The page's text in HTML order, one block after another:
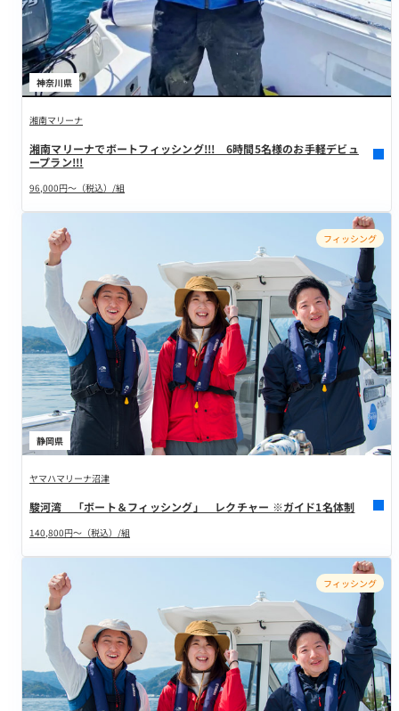
神奈川県
湘南マリーナ
湘南マリーナでボートフィッシング!!! 6時間5名様のお手軽デビュ
ープラン!!!
96,000円～（税込）/組
フィッシング
静岡県
ヤマハマリーナ沼津
駿河湾 「ボート＆フィッシング」 レクチャー ※ガイド1名体制
140,800円～（税込）/組
フィッシング